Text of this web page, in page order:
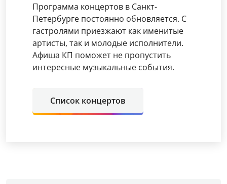
Программа концертов в Санкт-
Петербурге постоянно обновляется. С
гастролями приезжают как именитые
артисты, так и молодые исполнители.
Афиша КП поможет не пропустить
интересные музыкальные события.
Список концертов